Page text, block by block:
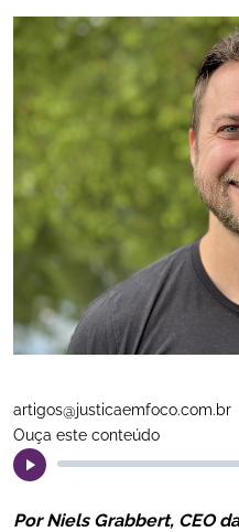
artigos@justicaemfoco.com.br
Ouça este conteúdo
Por Niels Grabbert, CEO